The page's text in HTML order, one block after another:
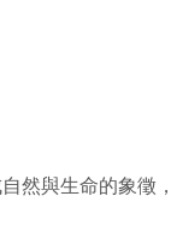
然與生命的象徵，